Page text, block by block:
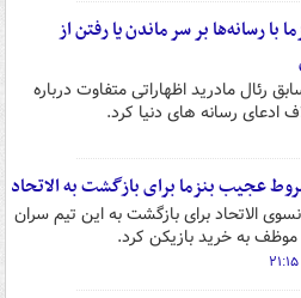
با رسانه‌ها بر سر ماندن یا رفتن از
رئال مادرید اظهاراتی متفاوت درباره
ادعای رسانه های دنیا کرد.
عجیب بنزما برای بازگشت به الاتحاد
الاتحاد برای بازگشت به این تیم سران
موظف به خرید بازیکن کرد.